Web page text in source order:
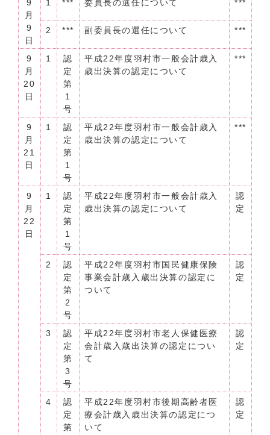
9
月
9
日
1 *** 委員長の選任について ***
2 *** 副委員長の選任について ***
9
月
20
日
1
認
定
第
1
号
平成22年度羽村市一般会計歳入
歳出決算の認定について
***
9
月
21
日
1
認
定
第
1
号
平成22年度羽村市一般会計歳入
歳出決算の認定について
***
9
月
22
日
1
認
定
第
1
号
平成22年度羽村市一般会計歳入
歳出決算の認定について
認
定
2
認
定
第
2
号
平成22年度羽村市国民健康保険
事業会計歳入歳出決算の認定に
ついて
認
定
3
認
定
第
3
号
平成22年度羽村市老人保健医療
会計歳入歳出決算の認定につい
て
認
定
4
認
定
第
平成22年度羽村市後期高齢者医
療会計歳入歳出決算の認定につ
いて
認
定